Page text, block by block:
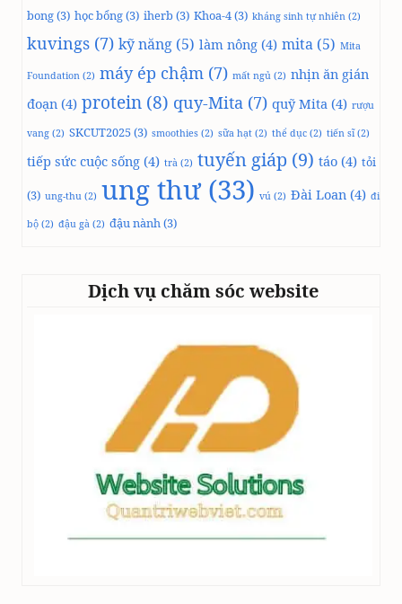
bong(3) học bổng(3) iherb(3) Khoa-4(3) kháng sinh tự nhiên (2)
kuvings (7) kỹ năng (5) làm nông (4) mita (5) Mita
Foundation (2) máy ép chậm (7) mất ngủ (2) nhịn ăn gián
đoạn (4) protein (8) quy-Mita (7) quỹ Mita (4) rượu
vang (2) SKCUT2025(3) smoothies (2) sữa hạt (2) thể dục (2) tiến sĩ(2)
tiếp sức cuộc sống (4) trà (2) tuyến giáp (9) táo (4) tỏi
(3) ung-thu (2) ung thư(33) vú (2) Đài Loan (4) đi
bộ (2) đậu gà (2) đậu nành(3)
Dịch vụ chăm sóc website